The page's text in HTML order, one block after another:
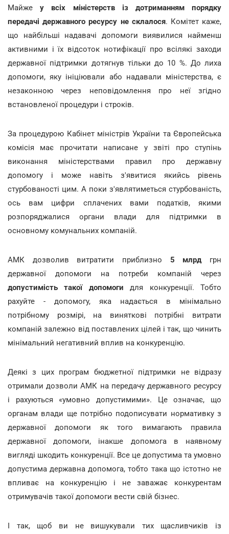
Майжеу всіх міністерств із дотриманням порядку
передачі державного ресурсу не склалося. Комітет каже,
що найбільші надавачі допомоги виявилися найменш
активними і їх відсоток нотифікації про всілякі заходи
державної підтримки дотягнув тільки до 10 %. До лиха
допомоги, яку ініціювали або надавали міністерства, є
незаконною через неповідомлення про неї згідно
встановленої процедури і строків.
За процедурою Кабінет міністрів України та Європейська
комісія має прочитати написане у звіті про ступінь
виконання міністерствами правил про державну
допомогу і може навіть з'явитися якийсь рівень
стурбованості цим. А поки з'являтиметься стурбованість,
ось вам цифри сплачених вами податків, якими
розпоряджалися органи влади для підтримки в
основному комунальних компаній.
АМК дозволив витратити приблизно 5 млрдгрн
державної допомоги на потреби компаній через
допустимість такої допомоги для конкуренції. Тобто
рахуйте - допомогу, яка надається в мінімально
потрібному розмірі, на виняткові потрібні витрати
компаній залежно від поставлених цілей і так, що чинить
мінімальний негативний вплив на конкуренцію.
Деякі з цих програм бюджетної підтримки не відразу
отримали дозволи АМК на передачу державного ресурсу
і рахуються «умовно допустимими». Це означає, що
органам влади ще потрібно подописувати нормативку з
державної допомоги як того вимагають правила
державної допомоги, інакше допомога в наявному
вигляді шкодить конкуренції. Все це допустима та умовно
допустима державна допомога, тобто така що істотно не
впливає на конкуренцію і не заважає конкурентам
отримувачів такої допомоги вести свій бізнес.
І так, щоб ви не вишукували тих щасливчиків із